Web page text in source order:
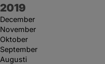
År:
2019
December
November
Oktober
September
Augusti